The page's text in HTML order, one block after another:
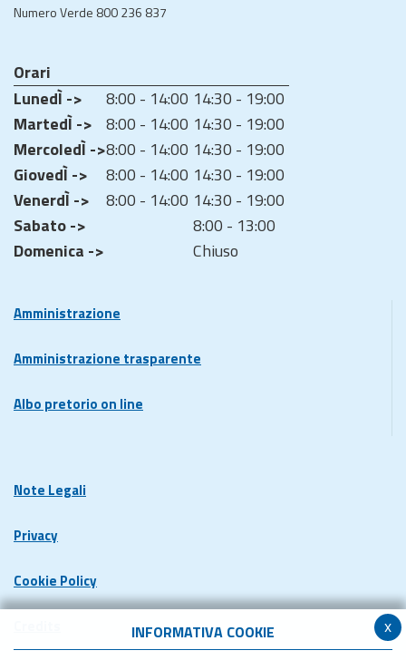
x
INFORMATIVA COOKIE
Numero Verde 800 236 837
Orari
LunedÌ ->
8:00 - 14:00 14:30 - 19:00
MartedÌ -> 8:00 - 14:00 14:30 - 19:00
MercoledÌ ->8:00 - 14:00 14:30 - 19:00
GiovedÌ ->
8:00 - 14:00 14:30 - 19:00
VenerdÌ ->
8:00 - 14:00 14:30 - 19:00
Sabato ->
8:00 - 13:00
Domenica ->
Chiuso
Amministrazione
Amministrazione trasparente
Albo pretorio on line
Note Legali
Privacy
Cookie Policy